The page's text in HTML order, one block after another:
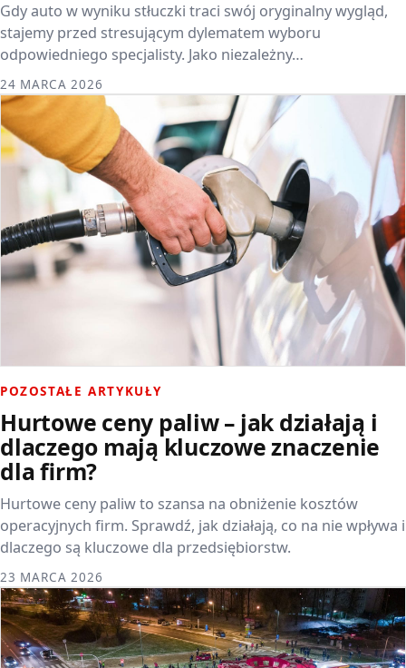
Gdy auto w wyniku stłuczki traci swój oryginalny wygląd,
stajemy przed stresującym dylematem wyboru
odpowiedniego specjalisty. Jako niezależny…
24 MARCA 2026
POZOSTAŁE ARTYKUŁY
Hurtowe ceny paliw – jak działają i
dlaczego mają kluczowe znaczenie
dla firm?
Hurtowe ceny paliw to szansa na obniżenie kosztów
operacyjnych firm. Sprawdź, jak działają, co na nie wpływa i
dlaczego są kluczowe dla przedsiębiorstw.
23 MARCA 2026